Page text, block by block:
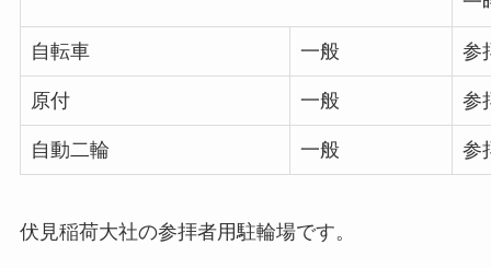
自転車 一般 参
原付 一般 参
自動二輪 一般 参
伏見稲荷大社の参拝者用駐輪場です。